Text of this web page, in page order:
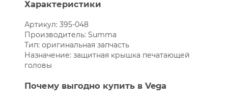
Характеристики
Артикул: 395-048
Производитель: Summa
Тип: оригинальная запчасть
Назначение: защитная крышка печатающей
головы
Почему выгодно купить в Vega